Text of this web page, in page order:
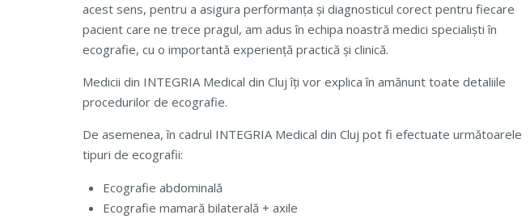
acest sens, pentru a asigura performanța și diagnosticul corect pentru fiecare
pacient care ne trece pragul, am adus în echipa noastră medici specialiști în
ecografie, cu o importantă experiență practică și clinică.
Medicii din INTEGRIA Medical din Cluj îți vor explica în amănunt toate detaliile
procedurilor de ecografie.
De asemenea, în cadrul INTEGRIA Medical din Cluj pot fi efectuate următoarele
tipuri de ecografii:
Ecografie abdominală
Ecografie mamară bilaterală + axile